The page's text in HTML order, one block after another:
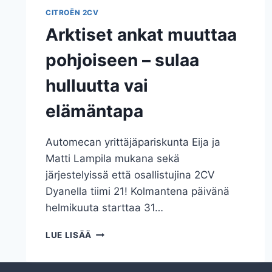
CITROËN 2CV
Arktiset ankat muuttaa
pohjoiseen – sulaa
hulluutta vai
elämäntapa
Automecan yrittäjäpariskunta Eija ja
Matti Lampila mukana sekä
järjestelyissä että osallistujina 2CV
Dyanella tiimi 21! Kolmantena päivänä
helmikuuta starttaa 31…
LUE LISÄÄ ARKTISET